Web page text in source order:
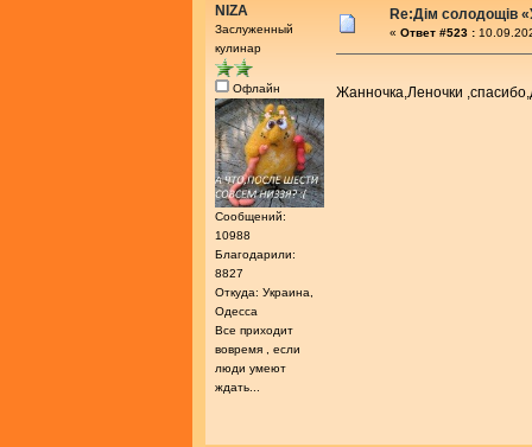
NIZA
Заслуженный
кулинар
Офлайн
Сообщений:
10988
Благодарили:
8827
Откуда: Украина,
Одесса
Все приходит
вовремя , если
люди умеют
ждать...
Re:Дім солодощів
« Ответ #523 :
Жанночка,Леночки